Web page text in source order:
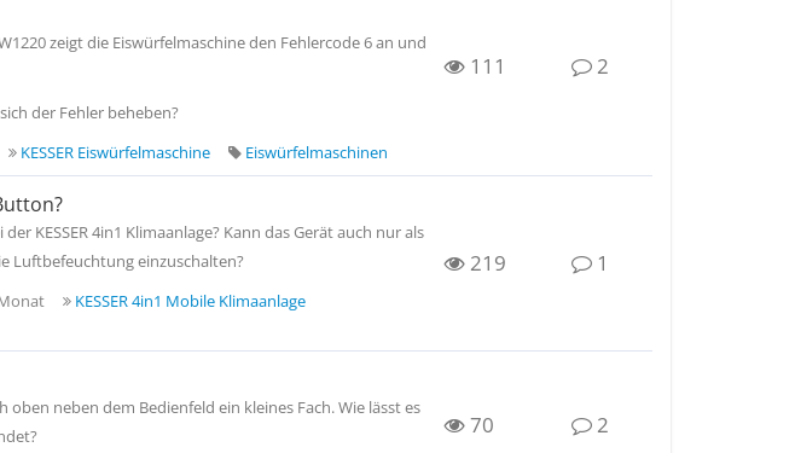
zeigt die Eiswürfelmaschine den Fehlercode 6 an und
der Fehler beheben?
KESSER Eiswürfelmaschine Eiswürfelmaschinen
111 2
KESSER 4in1 Klimaanlage? Kann das Gerät auch nur als
Luftbefeuchtung einzuschalten?
KESSER 4in1 Mobile Klimaanlage
219 1
oben neben dem Bedienfeld ein kleines Fach. Wie lässt es
70 2